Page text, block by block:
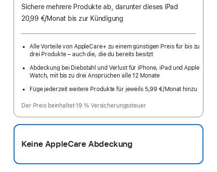
Sichere mehrere Produkte ab, darunter dieses iPad
20,99 €/Monat pro
bis zur Kündigung
Alle Vorteile von AppleCare+ zu einem günstigen Preis für bis zu
drei Produkte – auch die, die du bereits besitzt
Abdeckung bei Diebstahl und Verlust für iPhone, iPad und Apple
Watch, mit bis zu drei Ansprüchen alle 12 Monate
Füge jederzeit weitere Produkte für jeweils 5,99 €/Monat hinzu
Der Preis beinhaltet 19 % Versicherungssteuer
Keine AppleCare Abdeckung